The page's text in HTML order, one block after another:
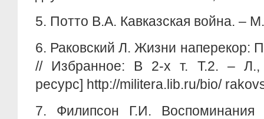
5. Потто В.А. Кавказская война. –
6. Раковский Л. Жизни наперекор:
// Избранное: В 2-х т. Т.2. – Л.,
ресурс] http://militera.lib.ru/bio/
7.
Филипсон Г.И. Воспоминания